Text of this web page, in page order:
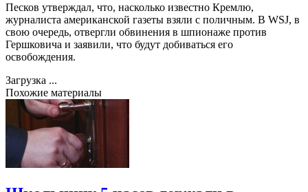
Песков утверждал, что, насколько известно Кремлю,
журналиста американской газеты взяли с поличным. В WSJ, в
свою очередь, отвергли обвинения в шпионаже против
Гершковича и заявили, что будут добиваться его
освобождения.
Загрузка ...
Похожие материалы